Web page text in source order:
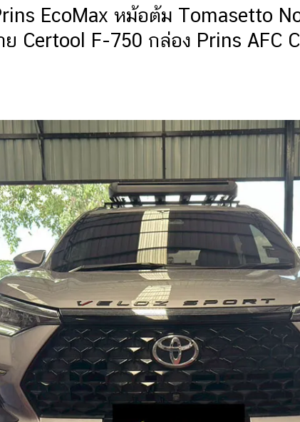
EcoMax หม้อต้ม Tomasetto
ย Certool F-750 กล่อง Prins AFC